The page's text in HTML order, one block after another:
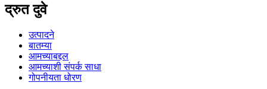
द्रुत दुवे
उत्पादने
बातम्या
आमच्याबद्दल
आमच्याशी संपर्क साधा
गोपनीयता धोरण